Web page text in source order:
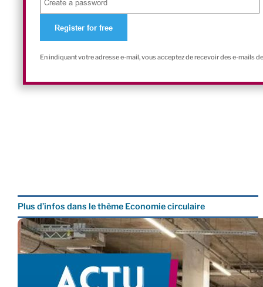
En indiquant votre adresse e-mail, vous acceptez de recevoir des e-mails
Plus d’infos dans le thème Economie circulaire